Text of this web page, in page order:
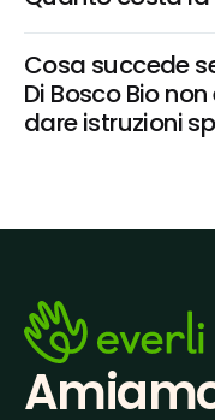
Cosa succede
Di Bosco Bio
dare istruzioni